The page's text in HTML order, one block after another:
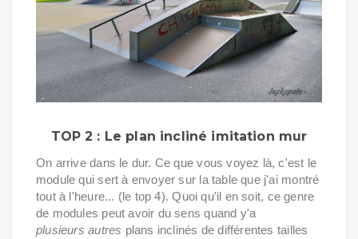
TOP 2 : Le plan incliné imitation mur
On arrive dans le dur. Ce que vous voyez là, c'est le
module qui sert à envoyer sur la table que j'ai montré
tout à l'heure... (le top 4). Quoi qu'il en soit, ce genre
de modules peut avoir du sens quand y'a
plusieurs autres plans inclinés de différentes tailles